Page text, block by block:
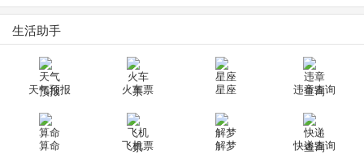
生活助手
天气预报 火车票 星座 违章查询
算命 飞机票 解梦 快递查询